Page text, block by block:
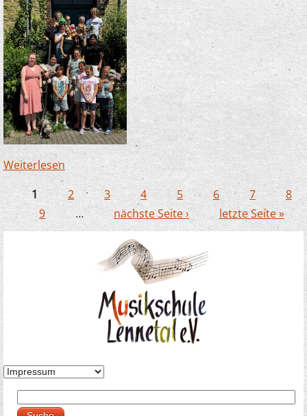
Weiterlesen über Zauberlehrlinge in Büderich – dieses Mal
mit Hund!
Seiten
1 2 3 4 5 6 7
8
9
… nächste Seite › letzte Seite »
Suchformular